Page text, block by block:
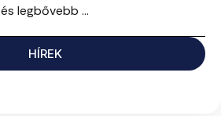
és legbővebb ...
HÍREK